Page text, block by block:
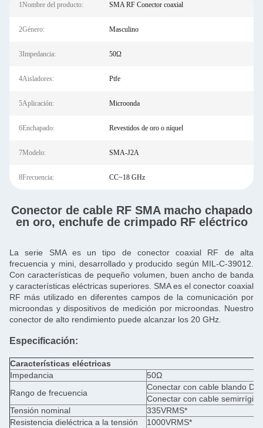
1Nombre del producto: SMA RF Conector coaxial
2Género: Masculino
3Impedancia: 50Ω
4Aisladores: Ptfe
5Aplicación: Microonda
6Enchapado: Revestidos de oro o níquel
7Modelo: SMA-J2A
8Frecuencia: CC~18 GHz
Conector de cable RF SMA macho chapado
en oro, enchufe de crimpado RF eléctrico
La serie SMA es un tipo de conector coaxial RF de alta
frecuencia y mini, desarrollado y producido según MIL-C-39012.
Con características de pequeño volumen, buen ancho de banda
y características eléctricas superiores. SMA es el conector coaxial
RF más utilizado en diferentes campos de la comunicación por
microondas y dispositivos de medición por microondas. Nuestro
conector de alto rendimiento puede alcanzar los 20 GHz.
Especificación:
Características eléctricas
Impedancia
50Ω
Rango de frecuencia
Conectar con cable blando
Conectar con cable
Tensión nominal
335VRMS*
Resistencia dieléctrica a la tensión
1000VRMS*